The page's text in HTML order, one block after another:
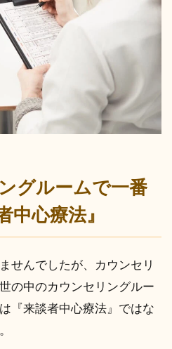
グルームで一番
中心療法』
せんでしたが、カウンセリ
の中のカウンセリングルー
『来談者中心療法』ではな